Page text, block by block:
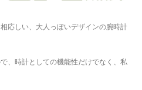
応しい、大人っぽいデザインの腕時計
、時計としての機能性だけでなく、私